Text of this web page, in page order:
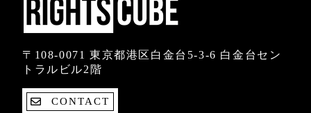
〒108-0071 東京都港区白金台5-3-6 白金台セン
トラルビル2階
CONTACT